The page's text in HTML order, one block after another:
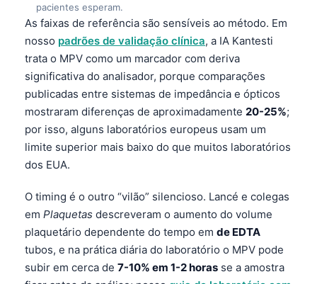
pacientes esperam.
As faixas de referência são sensíveis ao método. Em
nosso padrões de validação clínica, a IA Kantesti
trata o MPV como um marcador com deriva
significativa do analisador, porque comparações
publicadas entre sistemas de impedância e ópticos
mostraram diferenças de aproximadamente 20-25%;
por isso, alguns laboratórios europeus usam um
limite superior mais baixo do que muitos laboratórios
dos EUA.
O timing é o outro “vilão” silencioso. Lancé e colegas
em Plaquetas descreveram o aumento do volume
plaquetário dependente do tempo em de EDTA
tubos, e na prática diária do laboratório o MPV pode
subir em cerca de 7-10% em 1-2 horas se a amostra